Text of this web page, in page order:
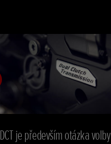
DCT je především otázka volby